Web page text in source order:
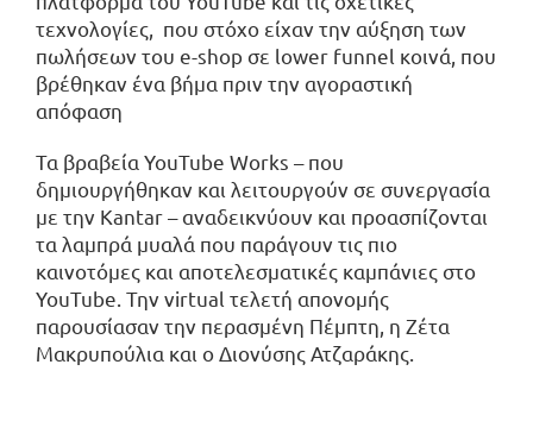
τεχνολογίες, που στόχο είχαν την αύξηση των
πωλήσεων του e-shop σε lower funnel κοινά, που
βρέθηκαν ένα βήμα πριν την αγοραστική
απόφαση
Τα βραβεία YouTube Works – που
δημιουργήθηκαν και λειτουργούν σε συνεργασία
με την Kantar – αναδεικνύουν και προασπίζονται
τα λαμπρά μυαλά που παράγουν τις πιο
καινοτόμες και αποτελεσματικές καμπάνιες στο
YouTube. Την virtual τελετή απονομής
παρουσίασαν την περασμένη Πέμπτη, η Ζέτα
Μακρυπούλια και ο Διονύσης Ατζαράκης.